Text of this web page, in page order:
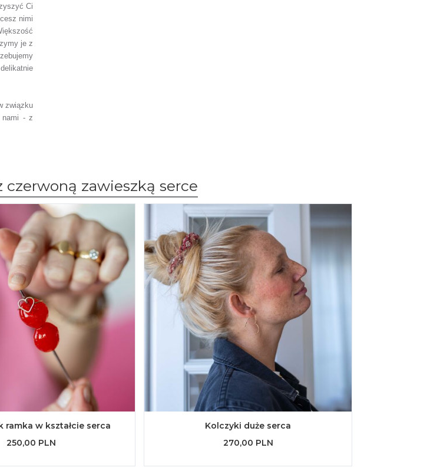
Ci
nimi
je z
związku
- z
czerwoną zawieszką serce
ramka w kształcie serca
250,00 PLN
Kolczyki duże serca
270,00 PLN